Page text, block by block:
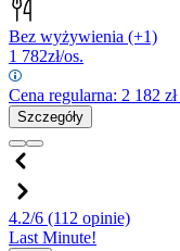
Bez wyżywienia (+1)
1 782zł/os.
Cena regularna: 2 182 zł
Szczegóły
4.2/6 (112 opinie)
Last Minute!